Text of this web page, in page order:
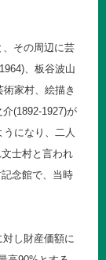
、その周辺に芸
、板谷波山
家村、絵描き
(1892-1927)が
になり、二人
士村と言われ
念館で、当時
し財産価額に